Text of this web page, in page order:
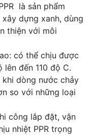
là sản phẩm
dựng xanh, dùng
thiện với môi
có thể chịu được
đến 110 độ C.
dòng nước chảy
so với những loại
công lắp đặt, vận
nhiệt PPR trọng